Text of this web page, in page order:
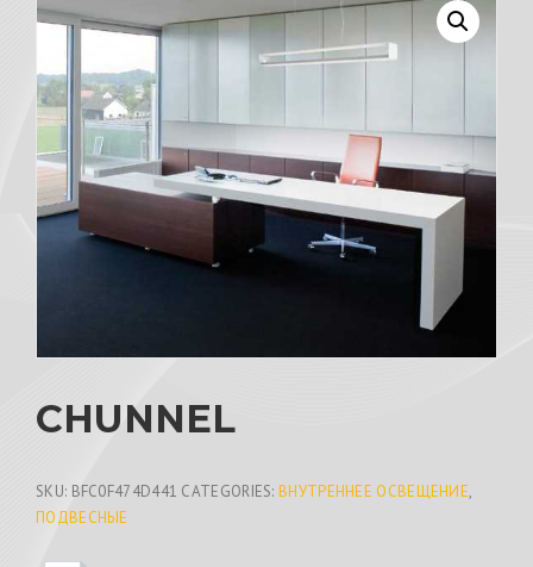
CHUNNEL
SKU: BFC0F474D441 CATEGORIES:ВНУТРЕННЕЕ ОСВЕЩЕНИЕ,
ПОДВЕСНЫЕ